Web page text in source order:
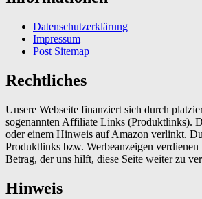
Datenschutzerklärung
Impressum
Post Sitemap
Rechtliches
Unsere Webseite finanziert sich durch
sogenannten Affiliate Links (Produktlinks).
oder einem Hinweis auf Amazon verlinkt.
Produktlinks bzw. Werbeanzeigen
Betrag, der uns hilft, diese Seite weiter zu
Hinweis